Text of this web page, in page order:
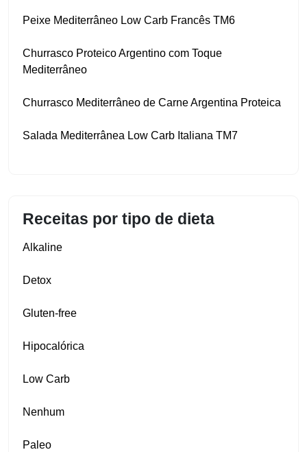
Peixe Mediterrâneo Low Carb Francês TM6
Churrasco Proteico Argentino com Toque
Mediterrâneo
Churrasco Mediterrâneo de Carne Argentina Proteica
Salada Mediterrânea Low Carb Italiana TM7
Receitas por tipo de dieta
Alkaline
Detox
Gluten‑free
Hipocalórica
Low Carb
Nenhum
Paleo